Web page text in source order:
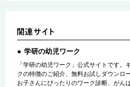
学研の幼児ワーク
「学研の幼児ワーク」公式サイトです。
クの特徴のご紹介、無料お試しダウンロ
お子さんにぴったりのワーク診断、がん